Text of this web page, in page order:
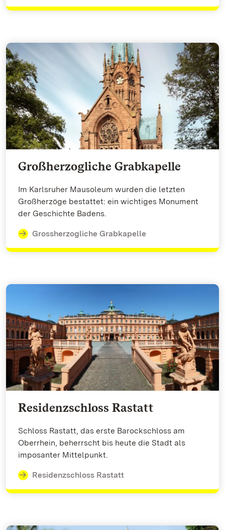
Großherzogliche Grabkapelle
Im Karlsruher Mausoleum wurden die letzten
Großherzöge bestattet: ein wichtiges Monument
der Geschichte Badens.
Grossherzogliche Grabkapelle
Residenzschloss Rastatt
Schloss Rastatt, das erste Barockschloss am
Oberrhein, beherrscht bis heute die Stadt als
imposanter Mittelpunkt.
Residenzschloss Rastatt